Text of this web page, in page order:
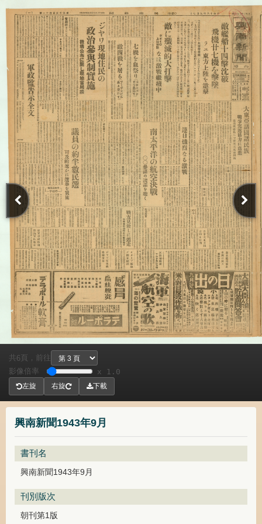
興南新聞1943年9月
書刊名
興南新聞1943年9月
刊別版次
朝刊第1版
共 6頁， 前往
影像倍率
x 1.0
左旋 右旋 下載